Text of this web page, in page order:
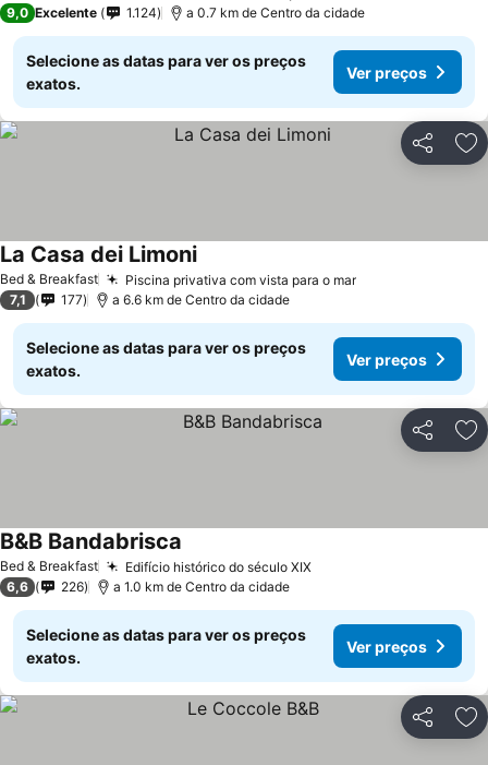
9,0 Excelente 1.124 a 0.7 km de Centro da cidade
Selecione as datas para ver os preços
exatos.
Ver preços
Partilhar
Bed & Breakfast Piscina privativa com vista para o marVer preços
La Casa dei LimoniVer preços
7,1 177 a 6.6 km de Centro da cidade
Selecione as datas para ver os preços
exatos.
Ver preços
Partilhar
Bed & Breakfast Edifício histórico do século XIXVer preços
B&B Bandabrisca
6,6 226 a 1.0 km de Centro da cidade
Selecione as datas para ver os preços
exatos.
Ver preços
Partilhar